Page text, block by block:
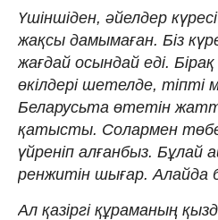
Үшіншіден, әйелдер
жақсы дамымаған. Біз
жағдай осындай еді.
өкілдері шет­елде, тіпті
Беларусьта өте­тін
қа­тыс­ты. Со­лар­мен
үйреніп алғанбыз. Бұлай
ренжитін шығар. Алайда
Ал қазіргі құраманың